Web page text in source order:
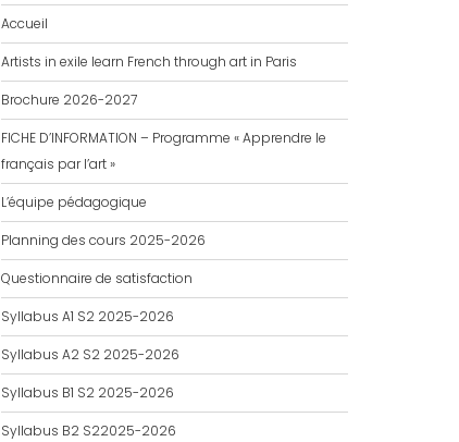
Accueil
Artists in exile learn French through art in Paris
Brochure 2026-2027
FICHE D’INFORMATION – Programme « Apprendre le
français par l’art »
L’équipe pédagogique
Planning des cours 2025-2026
Questionnaire de satisfaction
Syllabus A1 S2 2025-2026
Syllabus A2 S2 2025-2026
Syllabus B1 S2 2025-2026
Syllabus B2 S22025-2026